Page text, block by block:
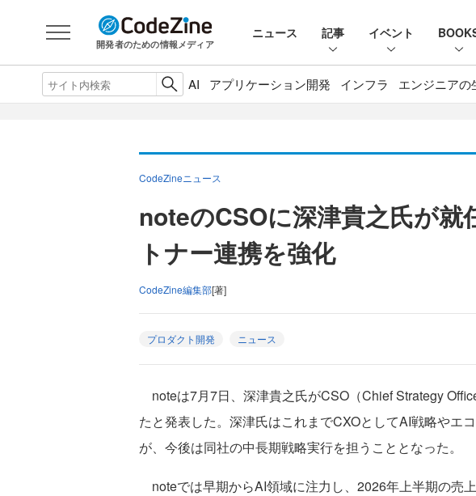
開発者のための情報メディア
ニュース 記事 イベント
AI アプリケーション開発 インフラ エンジニアの
CodeZineニュース
noteのCSOに深津貴之氏が就
トナー連携を強化
CodeZine編集部[著]
プロダクト開発 ニュース
noteは7月7日、深津貴之氏がCSO（Chief Strategy
たと発表した。深津氏はこれまでCXOとしてAI戦略やエ
が、今後は同社の中長期戦略実行を担うこととなった。
noteでは早期からAI領域に注力し、2026年上半期の売